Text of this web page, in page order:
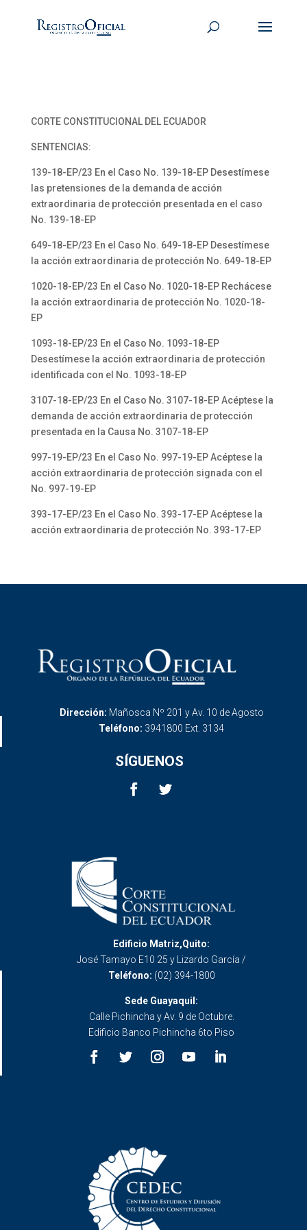
CORTE CONSTITUCIONAL DEL ECUADOR
SENTENCIAS:
139-18-EP/23 En el Caso No. 139-18-EP Desestímese
las pretensiones de la demanda de acción
extraordinaria de protección presentada en el caso
No. 139-18-EP
649-18-EP/23 En el Caso No. 649-18-EP Desestímese
la acción extraordinaria de protección No. 649-18-EP
1020-18-EP/23 En el Caso No. 1020-18-EP Rechácese
la acción extraordinaria de protección No. 1020-18-
EP
1093-18-EP/23 En el Caso No. 1093-18-EP
Desestímese la acción extraordinaria de protección
identificada con el No. 1093-18-EP
3107-18-EP/23 En el Caso No. 3107-18-EP Acéptese la
demanda de acción extraordinaria de protección
presentada en la Causa No. 3107-18-EP
997-19-EP/23 En el Caso No. 997-19-EP Acéptese la
acción extraordinaria de protección signada con el
No. 997-19-EP
393-17-EP/23 En el Caso No. 393-17-EP Acéptese la
acción extraordinaria de protección No. 393-17-EP
Dirección: Mañosca Nº 201 y Av. 10 de Agosto
Teléfono: 3941800 Ext. 3134
SÍGUENOS
Edificio Matriz,Quito:
José Tamayo E10 25 y Lizardo García /
Teléfono: (02) 394-1800
Sede Guayaquil:
Calle Pichincha y Av. 9 de Octubre.
Edificio Banco Pichincha 6to Piso